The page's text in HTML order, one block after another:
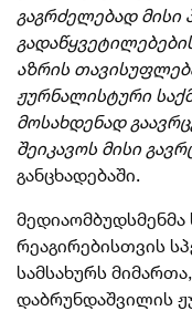
გაგრძელებად
აზრის
ჟურნალისტური
მოსახდენად
შეიკავოს მისი
განცხადებაში.
მედიაომბუდსმენმა
რეაგირებისთვის
სამსახურს
დაბრუნდაშვილის